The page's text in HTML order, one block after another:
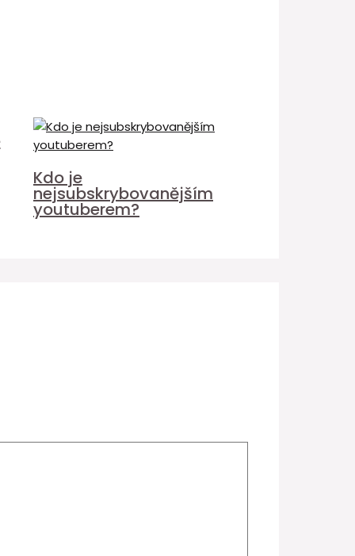
Kdo je
nejsubskrybovanějším
youtuberem?